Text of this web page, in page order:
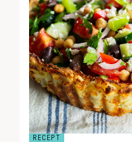
RECEPT